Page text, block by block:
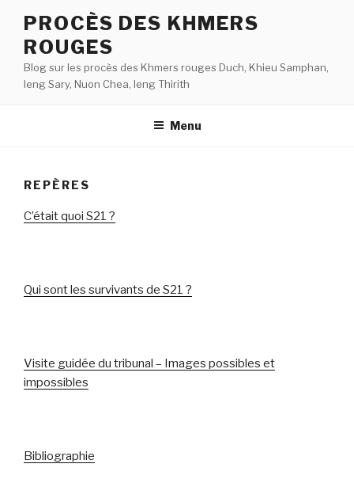
contenu
principal
PROCÈS DES KHMERS
ROUGES
Blog sur les procès des Khmers rouges Duch, Khieu Samphan,
Ieng Sary, Nuon Chea, Ieng Thirith
Menu
REPÈRES
C’était quoi S21 ?
Qui sont les survivants de S21 ?
Visite guidée du tribunal – Images possibles et
impossibles
Bibliographie